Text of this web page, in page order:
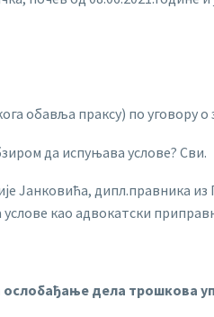
обавља праксу) по уговору о
да испуњава услове? Сви.
Јанковића, дипл.правника
као адвокатски
дела трошкова